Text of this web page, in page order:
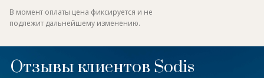
В момент оплаты цена фиксируется и не
подлежит дальнейшему изменению.
Отзывы клиентов Sodis